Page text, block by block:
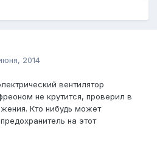
2014
вентилятор
не крутится, проверил в
Кто нибудь может
на этот